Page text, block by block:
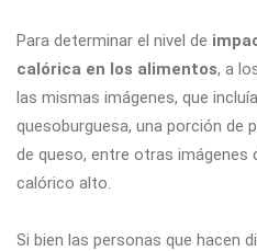
Para determinar el nivel de
calórica en los alimentos, a
las mismas imágenes, que
quesoburguesa, una porción de
de queso, entre otras imágenes
calórico alto.
Si bien las personas que hacen